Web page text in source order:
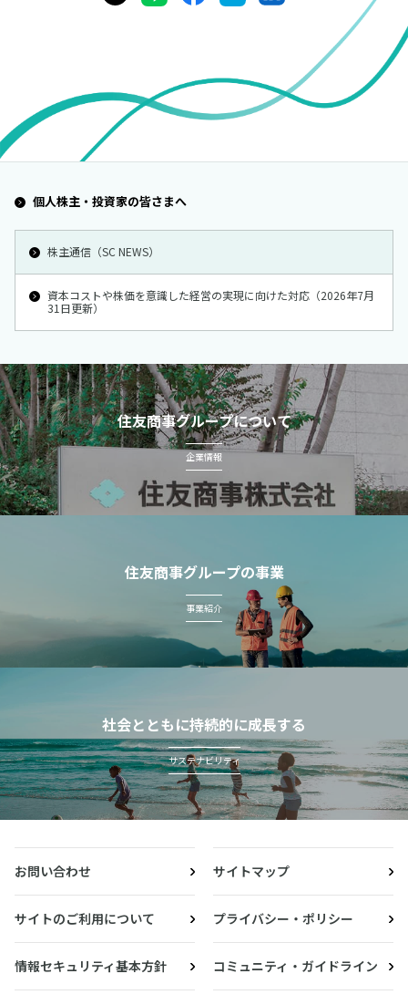
個人株主・投資家の皆さまへ
株主通信（SC NEWS）
資本コストや株価を意識した経営の実現に向けた対応（2026年7月
31日更新）
住友商事グループについて
企業情報
住友商事グループの事業
事業紹介
社会とともに持続的に成長する
サステナビリティ
お問い合わせ サイトマップ
サイトのご利用について プライバシー・ポリシー
情報セキュリティ基本方針 コミュニティ・ガイドライン